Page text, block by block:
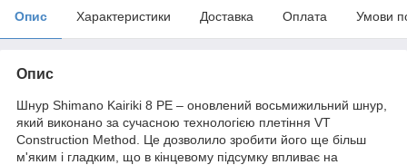
Опис Характеристики Доставка Оплата Умови
Опис
Шнур Shimano Kairiki 8 PE – оновлений восьмижильний шнур,
який виконано за сучасною технологією плетіння VT
Construction Method. Це дозволило зробити його ще більш
м'яким і гладким, що в кінцевому підсумку впливає на